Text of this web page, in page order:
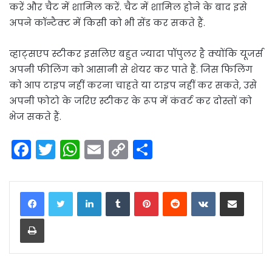
करें और चैट में शामिल करें. चैट में शामिल होने के बाद इसे
अपने कॉन्टैक्ट में किसी को भी सेंड कर सकते हैं.
व्हाट्सएप स्टीकर इसलिए बहुत ज्यादा पॉपुलर है क्योंकि यूजर्स
अपनी फीलिंग को आसानी से शेयर कर पाते हैं. जिस फिलिंग
को आप टाइप नहीं करना चाहते या टाइप नहीं कर सकते, उसे
अपनी फोटो के जरिए स्टीकर के रूप में कंवर्ट कर दोस्तों को
भेज सकते हैं.
F
c
e
b
o
T
itt
er
W
a
ts
p
E
ai
l
C
p
y
n
ar
e
LinkedInTumblrPinterestReddit VKontakteShare via Email
Print